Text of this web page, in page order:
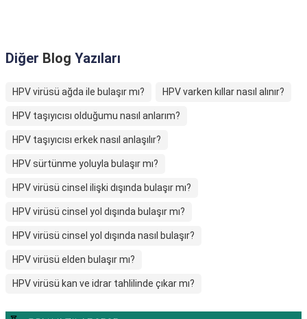
Diğer Blog Yazıları
HPV virüsü ağda ile bulaşır mı? HPV varken kıllar nasıl alınır?
HPV taşıyıcısı olduğumu nasıl anlarım?
HPV taşıyıcısı erkek nasıl anlaşılır?
HPV sürtünme yoluyla bulaşır mı?
HPV virüsü cinsel ilişki dışında bulaşır mı?
HPV virüsü cinsel yol dışında bulaşır mı?
HPV virüsü cinsel yol dışında nasıl bulaşır?
HPV virüsü elden bulaşır mı?
HPV virüsü kan ve idrar tahlilinde çıkar mı?